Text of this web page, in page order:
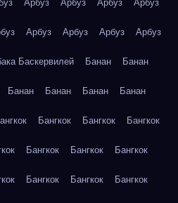
Арбуз Арбуз Арбуз Арбуз
Арбуз Арбуз Арбуз Арбуз
Баскервилей Банан Банан
Банан Банан Банан Банан
Бангкок Бангкок Бангкок
Бангкок Бангкок Бангкок
Бангкок Бангкок Бангкок